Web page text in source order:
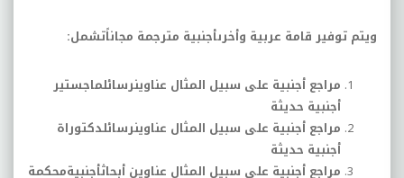
ويتم توفير قامة عربية وأخرىأجنبية مترجمة مجاناًتشمل:
مراجع أجنبية على سبيل المثال عناوينرسائلماجستير
أجنبية حديثة
مراجع أجنبية على سبيل المثال عناوينرسائلدكتوراة
أجنبية حديثة
مراجع أجنبية على سبيل المثال عناوين أبحاثأجنبيةمحكمة